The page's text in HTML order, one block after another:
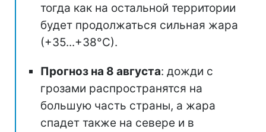
тогда как на остальной территории
будет продолжаться сильная жара
(+35...+38°С).
Прогноз на 8 августа: дожди с
грозами распространятся на
большую часть страны, а жара
спадет также на севере и в